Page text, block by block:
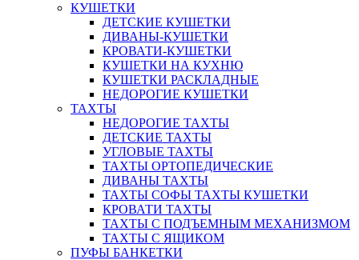
КУШЕТКИ
ДЕТСКИЕ КУШЕТКИ
ДИВАНЫ-КУШЕТКИ
КРОВАТИ-КУШЕТКИ
КУШЕТКИ НА КУХНЮ
КУШЕТКИ РАСКЛАДНЫЕ
НЕДОРОГИЕ КУШЕТКИ
ТАХТЫ
НЕДОРОГИЕ ТАХТЫ
ДЕТСКИЕ ТАХТЫ
УГЛОВЫЕ ТАХТЫ
ТАХТЫ ОРТОПЕДИЧЕСКИЕ
ДИВАНЫ ТАХТЫ
ТАХТЫ СОФЫ ТАХТЫ КУШЕТКИ
КРОВАТИ ТАХТЫ
ТАХТЫ С ПОДЪЕМНЫМ МЕХАНИЗМОМ
ТАХТЫ С ЯЩИКОМ
ПУФЫ БАНКЕТКИ